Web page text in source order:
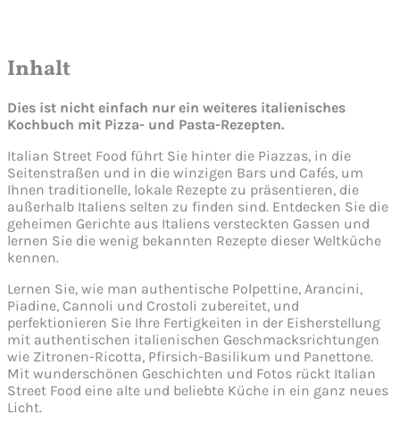
Inhalt
Dies ist nicht einfach nur ein weiteres italienisches
Kochbuch mit Pizza- und Pasta-Rezepten.
Italian Street Food führt Sie hinter die Piazzas, in die
Seitenstraßen und in die winzigen Bars und Cafés, um
Ihnen traditionelle, lokale Rezepte zu präsentieren, die
außerhalb Italiens selten zu finden sind. Entdecken Sie die
geheimen Gerichte aus Italiens versteckten Gassen und
lernen Sie die wenig bekannten Rezepte dieser Weltküche
kennen.
Lernen Sie, wie man authentische Polpettine, Arancini,
Piadine, Cannoli und Crostoli zubereitet, und
perfektionieren Sie Ihre Fertigkeiten in der Eisherstellung
mit authentischen italienischen Geschmacksrichtungen
wie Zitronen-Ricotta, Pfirsich-Basilikum und Panettone.
Mit wunderschönen Geschichten und Fotos rückt Italian
Street Food eine alte und beliebte Küche in ein ganz neues
Licht.